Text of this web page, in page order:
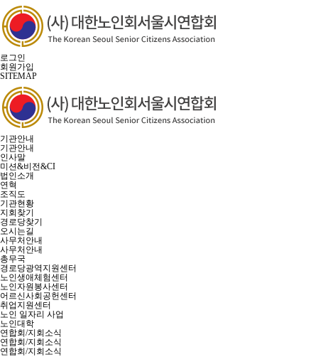
로그인
회원가입
SITEMAP
기관안내
기관안내
인사말
미션&비전&CI
법인소개
연혁
조직도
기관현황
지회찾기
경로당찾기
오시는길
사무처안내
사무처안내
총무국
경로당광역지원센터
노인생애체험센터
노인자원봉사센터
어르신사회공헌센터
취업지원센터
노인 일자리 사업
노인대학
연합회/지회소식
연합회/지회소식
연합회/지회소식